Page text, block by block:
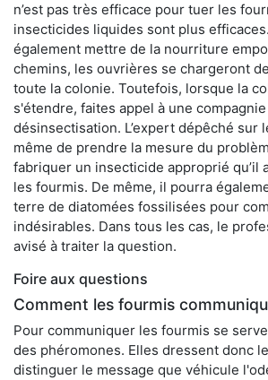
n’est pas très efficace pour tuer les
insecticides liquides sont plus
également mettre de la nourriture
chemins, les ouvrières se chargeront
toute la colonie. Toutefois, lorsque la
s'étendre, faites appel à une
désinsectisation. L’expert dépêché sur
même de prendre la mesure du
fabriquer un insecticide approprié qu’il
les fourmis. De même, il pourra
terre de diatomées fossilisées pour
indésirables. Dans tous les cas, le
avisé à traiter la question.
Foire aux questions
Comment les fourmis
Pour communiquer les fourmis se
des phéromones. Elles dressent donc
distinguer le message que véhicule